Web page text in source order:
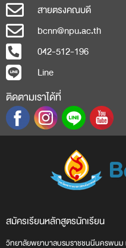
สายตรงคณบดี
bcnn@npu.ac.th
042-512-196
Line
ติดตามเราได้ที่
สมัครเรียนหลักสูตรนักเรียน
วิทยาลัยพยาบาลบรมราชชนนีนครพนม